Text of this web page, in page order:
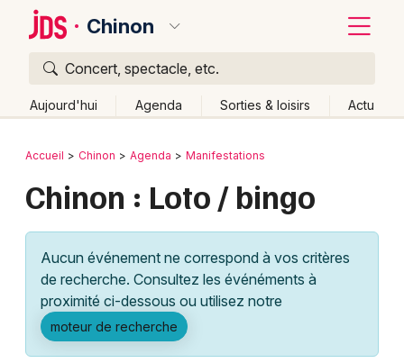
Chinon
Concert, spectacle, etc.
Aujourd'hui Agenda Sorties & loisirs Actu
Publier un événement
Grands événements
Activité & Expérience
Manifestations
Bordeaux
Lille
Lyon
Marseille
Retour
Accueil Chinon Agenda Manifestations
Chinon : Loto / bingo
Aucun événement ne correspond à vos critères
de recherche. Consultez les événéments à
proximité ci-dessous ou utilisez notre
moteur de recherche
Quoi ?
Où ?
Partout
Près de moi Changer de lieu
Quand ?
Ce week-end